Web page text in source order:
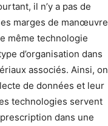
il n’y a pas de
marges de manœuvre
même technologie
d’organisation dans
associés. Ainsi, on
de données et leur
technologies servent
dans une